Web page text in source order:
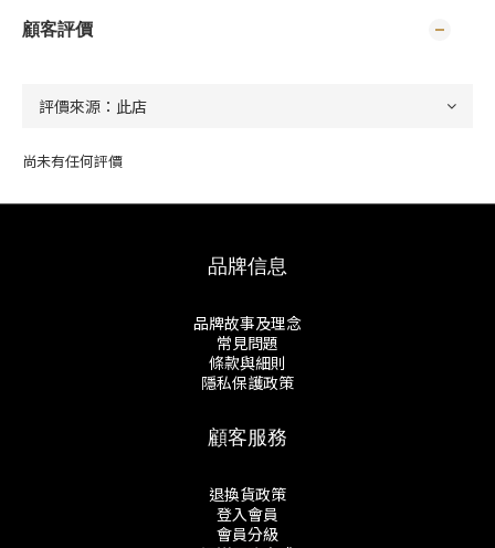
顧客評價
尚未有任何評價
品牌信息
品牌故事及理念
常見問題
條款與細則
隱私保護政策
顧客服務
退換貨政策
登入會員
會員分級